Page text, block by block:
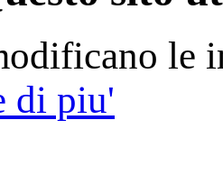
le
di piu'